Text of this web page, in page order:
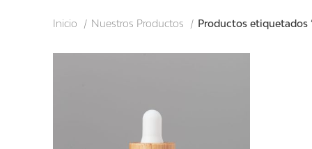
Inicio Nuestros Productos Productos etiquetados